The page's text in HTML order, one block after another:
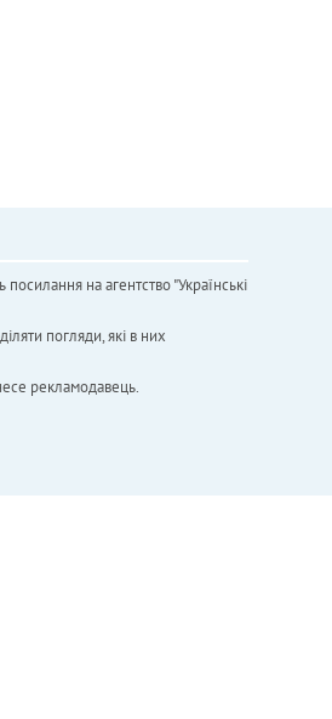
на агентство "Українськi
погляди, які в них
рекламодавець.